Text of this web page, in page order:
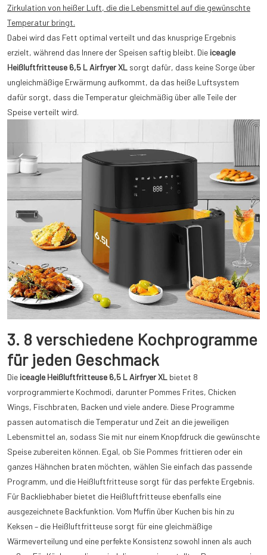
Zirkulation von heißer Luft, die die Lebensmittel auf die gewünschte
Temperatur bringt.
Dabei wird das Fett optimal verteilt und das knusprige Ergebnis
erzielt, während das Innere der Speisen saftig bleibt. Die iceagle
Heißluftfritteuse 6,5 L Airfryer XL sorgt dafür, dass keine Sorge über
ungleichmäßige Erwärmung aufkommt, da das heiße Luftsystem
dafür sorgt, dass die Temperatur gleichmäßig über alle Teile der
Speise verteilt wird.
3. 8 verschiedene Kochprogramme
für jeden Geschmack
Die iceagle Heißluftfritteuse 6,5 L Airfryer XL bietet 8
vorprogrammierte Kochmodi, darunter Pommes Frites, Chicken
Wings, Fischbraten, Backen und viele andere. Diese Programme
passen automatisch die Temperatur und Zeit an die jeweiligen
Lebensmittel an, sodass Sie mit nur einem Knopfdruck die gewünschte
Speise zubereiten können. Egal, ob Sie Pommes frittieren oder ein
ganzes Hähnchen braten möchten, wählen Sie einfach das passende
Programm, und die Heißluftfritteuse sorgt für das perfekte Ergebnis.
Für Backliebhaber bietet die Heißluftfritteuse ebenfalls eine
ausgezeichnete Backfunktion. Vom Muffin über Kuchen bis hin zu
Keksen – die Heißluftfritteuse sorgt für eine gleichmäßige
Wärmeverteilung und eine perfekte Konsistenz sowohl innen als auch